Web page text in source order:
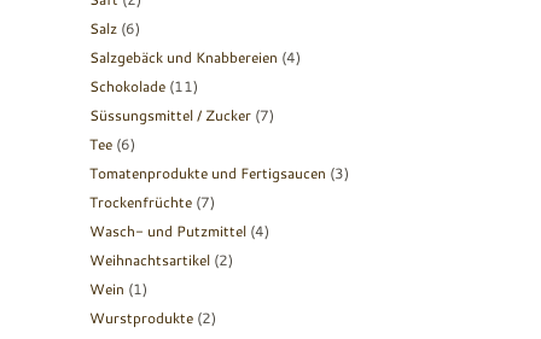
Salz (6)
Salzgebäck und Knabbereien (4)
Schokolade (11)
Süssungsmittel / Zucker (7)
Tee (6)
Tomatenprodukte und Fertigsaucen (3)
Trockenfrüchte (7)
Wasch- und Putzmittel (4)
Weihnachtsartikel (2)
Wein (1)
Wurstprodukte (2)